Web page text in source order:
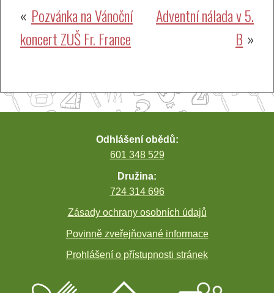
Navigace
pro
Pozvánka na Vánoční
koncert ZUŠ Fr. France
Adventní nálada v 5.
B
Odhlášení obědů:
601 348 529
Družina:
724 314 696
Zásady ochrany osobních údajů
Povinně zveřejňované informace
Prohlášení o přístupnosti stránek